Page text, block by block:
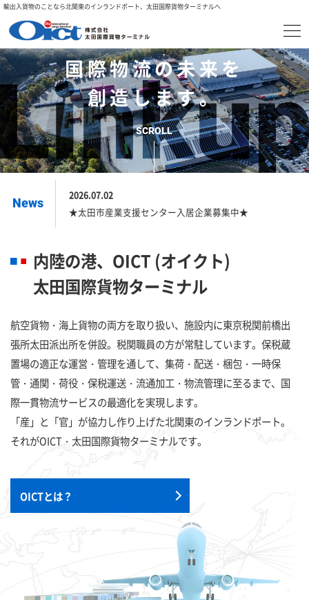
輸出入貨物のことなら北関東のインランドポート、太田国際貨物ターミナルへ
地域における
国際物流の未来を
創造します。
SCROLL
News
2026.07.02
★太田市産業支援センター入居企業募集中★
内陸の港、OICT (オイクト)
太田国際貨物ターミナル
航空貨物・海上貨物の両方を取り扱い、施設内に東京税関前橋出
張所太田派出所を併設。税関職員の方が常駐しています。保税蔵
置場の適正な運営・管理を通して、集荷・配送・梱包・一時保
管・通関・荷役・保税運送・流通加工・物流管理に至るまで、国
際一貫物流サービスの最適化を実現します。
「産」と「官」が協力し作り上げた北関東のインランドポート。
それがOICT・太田国際貨物ターミナルです。
OICTとは？